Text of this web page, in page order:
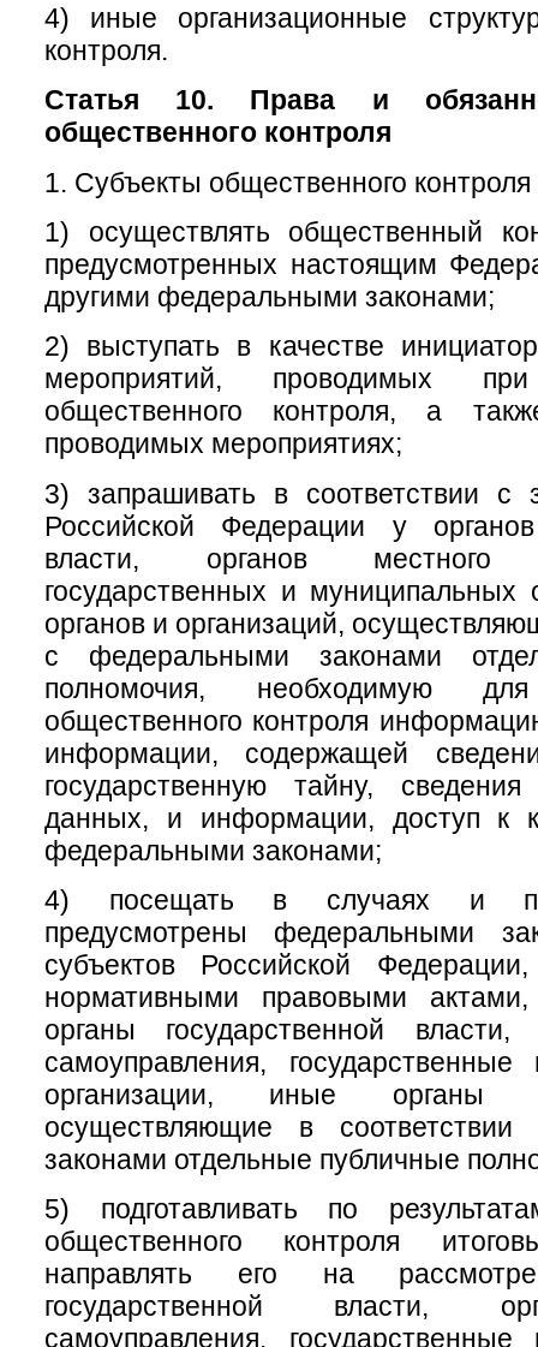
4) иные организационные
контроля.
Статья 10. Права и
общественного контроля
1. Субъекты общественного контроля
1) осуществлять общественный
предусмотренных настоящим
другими федеральными законами;
2) выступать в качестве
мероприятий, проводимых при
общественного контроля, а
проводимых мероприятиях;
3) запрашивать в соответствии с
Российской Федерации у органов
власти, органов местного
государственных и муниципальных
органов и организаций,
с федеральными законами
полномочия, необходимую для
общественного контроля
информации, содержащей
государственную тайну,
данных, и информации, доступ к
федеральными законами;
4) посещать в случаях и
предусмотрены федеральными
субъектов Российской
нормативными правовыми актами,
органы государственной
самоуправления,
организации, иные органы
осуществляющие в
законами отдельные публичные
5) подготавливать по
общественного контроля
направлять его на
государственной власти,
самоуправления,